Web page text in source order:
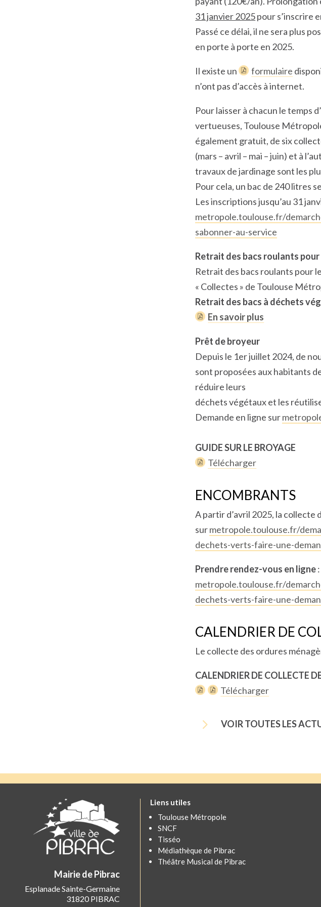
31 janvier 2025pour s’inscrire
Passé ce délai, il ne sera plus
en porte à porte en 2025.
Il existe un formulaire
n’ont pas d’accès à internet.
Pour laisser à chacun le temps
vertueuses, Toulouse
également gratuit, de six
(mars – avril – mai – juin) et à
travaux de jardinage sont les
Pour cela, un bac de 240 litres
Les inscriptions jusqu’au 31
metropole.toulouse.fr/
sabonner-au-service
Retrait des bacs roulants
Retrait des bacs roulants pour
« Collectes » de Toulouse
Retrait des bacs à déchets
En savoir plus
Prêt de broyeur
Depuis le 1er juillet 2024, de
sont proposées aux habitants
réduire leurs
déchets végétaux et les
Demande en ligne sur
GUIDE SUR LE BROYAGE
Télécharger
ENCOMBRANTS
A partir d’avril 2025, la collecte
surmetropole.toulouse.fr/
dechets-verts-faire-une-
Prendre rendez-vous en ligne:
metropole.toulouse.fr/
dechets-verts-faire-une-
CALENDRIER DE
Le collecte des ordures
CALENDRIER DE COLLECTE
Télécharger
5 VOIR TOUTES LES
Mairie de Pibrac
Esplanade Sainte-Germaine
31820 PIBRAC
Liens utiles
Toulouse Métropole
SNCF
Tisséo
Médiathèque de Pibrac
Théâtre Musical de Pibrac